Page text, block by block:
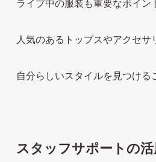
ライブ中の服装も重要なポイン
人気のあるトップスやアクセ
自分らしいスタイルを見つける
スタッフサポートの活